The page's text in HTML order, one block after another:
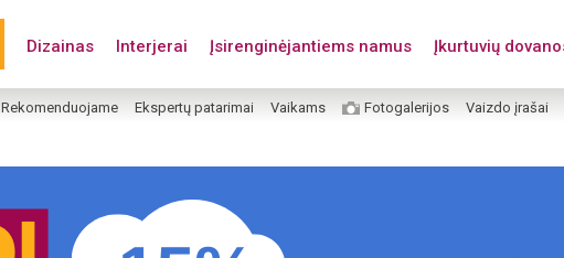
Dizainas Interjerai Įsirenginėjantiems namus Įkurtuvių
Rekomenduojame Ekspertų patarimai Vaikams Fotogalerijos Vaizdo įrašai